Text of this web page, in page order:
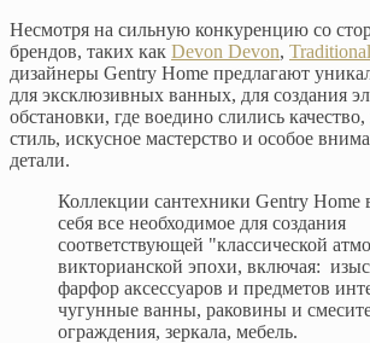
Несмотря на сильную конкуренцию со
брендов, таких как Devon Devon,
дизайнеры Gentry Home предлагают
для эксклюзивных ванных, для создания
обстановки, где воедино слились
стиль, искусное мастерство и особое
детали.
Коллекции сантехники Gentry Home
себя все необходимое для создания
соответствующей "классической
викторианской эпохи, включая:
фарфор аксессуаров и предметов
чугунные ванны, раковины и
ограждения, зеркала, мебель.